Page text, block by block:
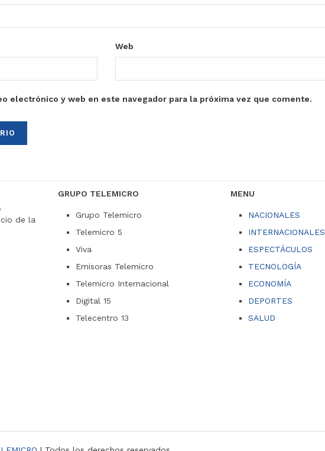
Web
electrónico y web en este navegador para la próxima vez que comente.
de la
GRUPO TELEMICRO
Grupo Telemicro
Telemicro 5
Viva
Emisoras Telemicro
Telemicro Internacional
Digital 15
Telecentro 13
MENU
NACIONALES
INTERNACIONALES
ESPECTÁCULOS
TECNOLOGÍA
ECONOMÍA
DEPORTES
SALUD